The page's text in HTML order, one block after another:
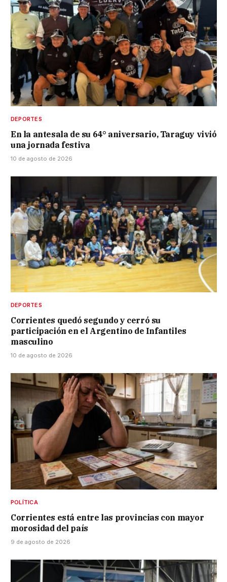
DEPORTES
En la antesala de su 64° aniversario, Taraguy vivió
una jornada festiva
10 de agosto de 2026
DEPORTES
Corrientes quedó segundo y cerró su
participación en el Argentino de Infantiles
masculino
10 de agosto de 2026
POLÍTICA
Corrientes está entre las provincias con mayor
morosidad del país
9 de agosto de 2026